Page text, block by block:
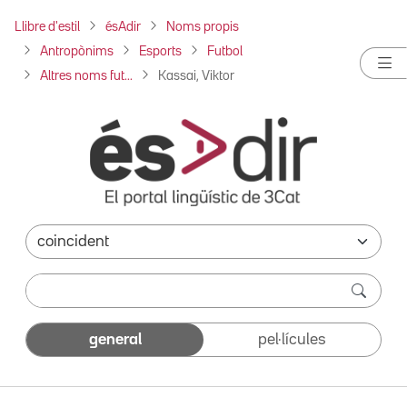
Llibre d'estil ésAdir Noms propis
Antropònims Esports Futbol
Altres noms fut... Kassai, Viktor
general pel·lícules